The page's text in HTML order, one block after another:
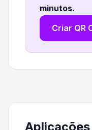
minutos.
Criar QR